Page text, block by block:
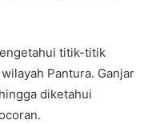
titik-titik
Pantura. Ganjar
diketahui